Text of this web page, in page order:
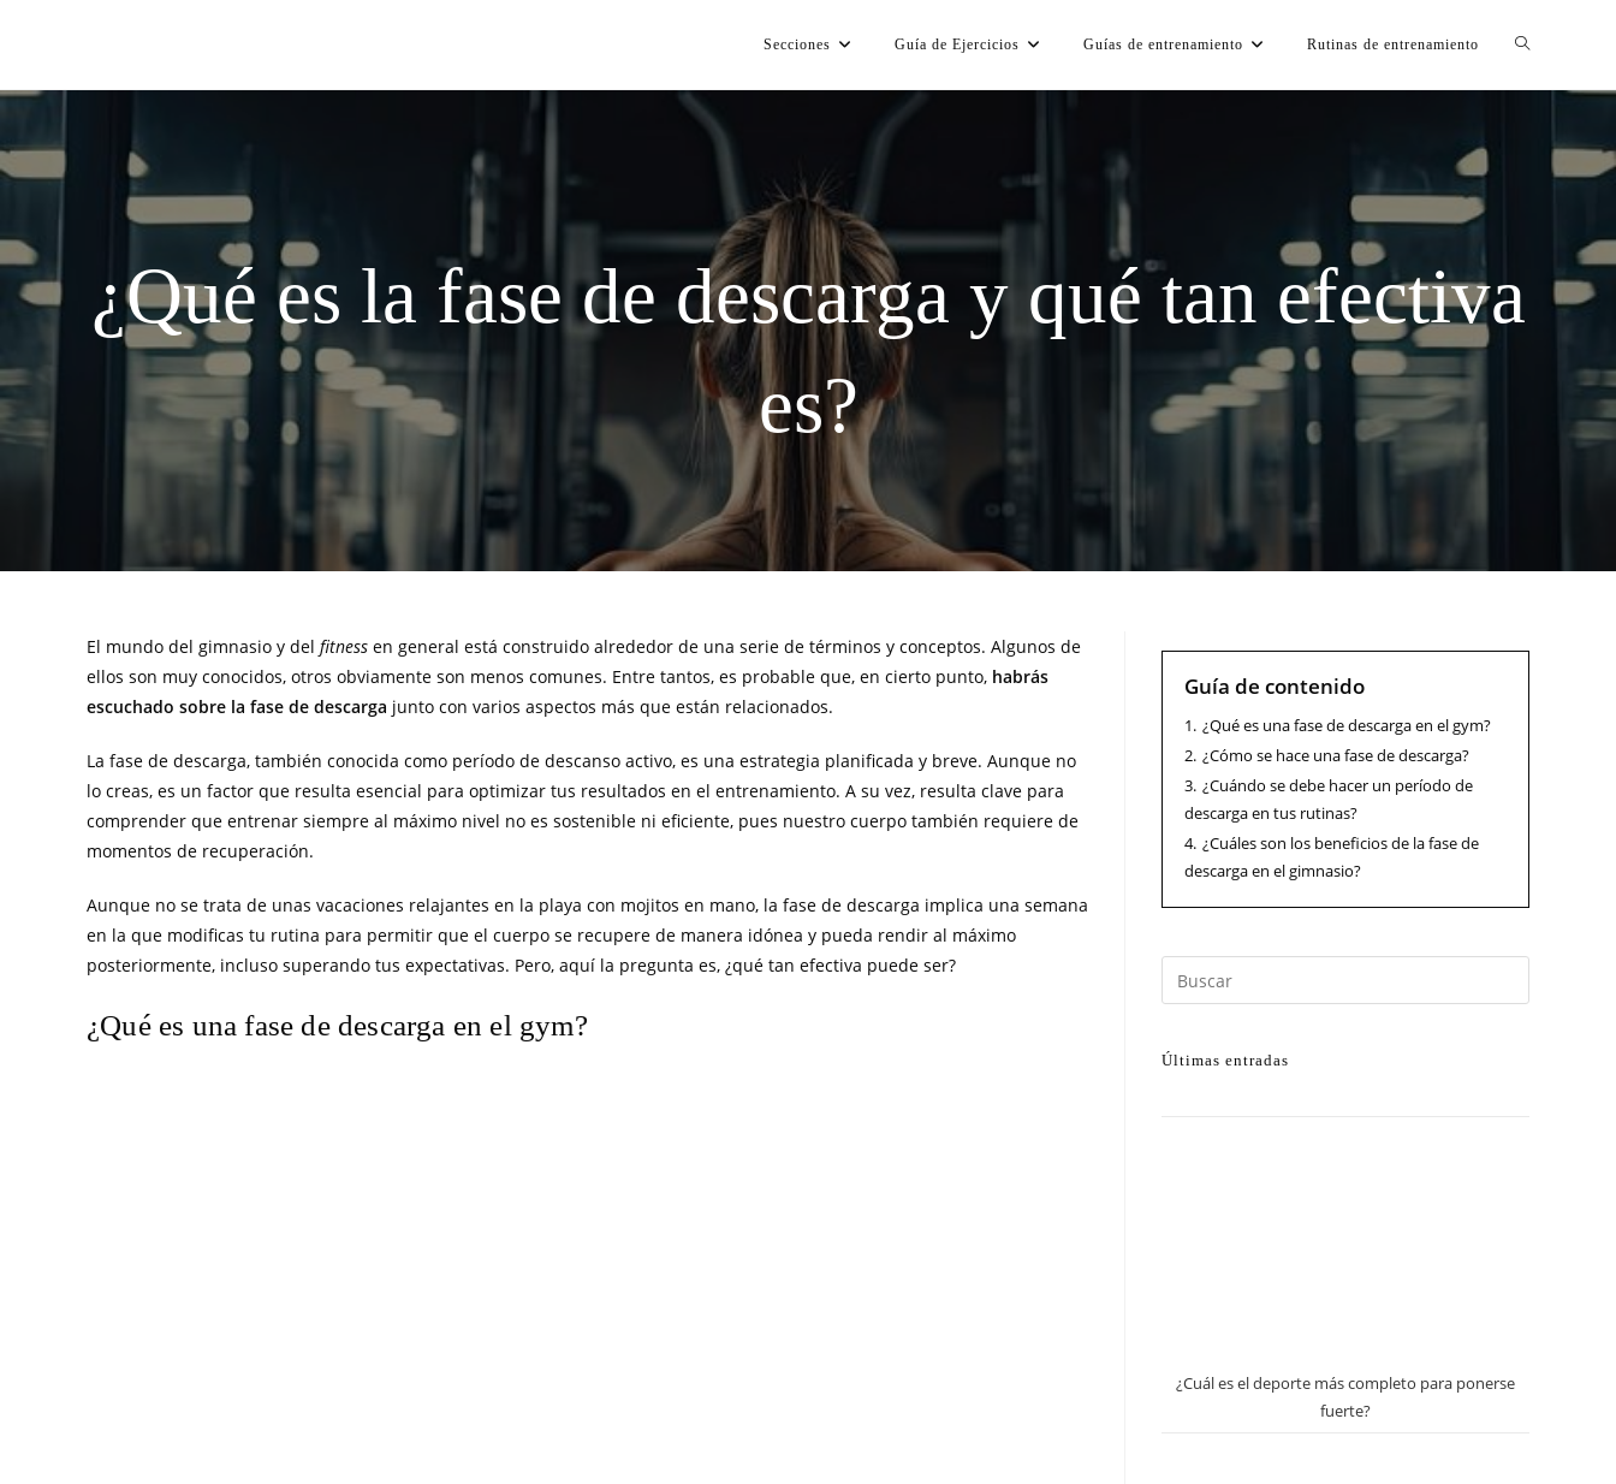
Secciones Guía de Ejercicios Guías de entrenamiento Rutinas de entrenamiento
¿Qué es la fase de descarga y qué tan efectiva
es?
El mundo del gimnasio y del fitness en general está construido alrededor de una serie de términos y conceptos. Algunos de
ellos son muy conocidos, otros obviamente son menos comunes. Entre tantos, es probable que, en cierto punto, habrás
escuchado sobre la fase de descarga junto con varios aspectos más que están relacionados.
La fase de descarga, también conocida como período de descanso activo, es una estrategia planificada y breve. Aunque no
lo creas, es un factor que resulta esencial para optimizar tus resultados en el entrenamiento. A su vez, resulta clave para
comprender que entrenar siempre al máximo nivel no es sostenible ni eficiente, pues nuestro cuerpo también requiere de
momentos de recuperación.
Aunque no se trata de unas vacaciones relajantes en la playa con mojitos en mano, la fase de descarga implica una semana
en la que modificas tu rutina para permitir que el cuerpo se recupere de manera idónea y pueda rendir al máximo
posteriormente, incluso superando tus expectativas. Pero, aquí la pregunta es, ¿qué tan efectiva puede ser?
¿Qué es una fase de descarga en el gym?
Guía de contenido
1. ¿Qué es una fase de descarga en el gym?
2. ¿Cómo se hace una fase de descarga?
3. ¿Cuándo se debe hacer un período de
descarga en tus rutinas?
4. ¿Cuáles son los beneficios de la fase de
descarga en el gimnasio?
Últimas entradas
¿Cuál es el deporte más completo para ponerse
fuerte?